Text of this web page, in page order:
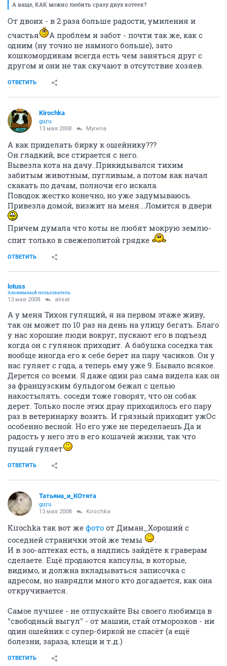
А ваще, КАК можно любить сразу двух котеек?
От двоих - в 2 раза больше радости, умиления и
счастья
А проблем и забот - почти так же, как с
одним (ну точно не намного больше), зато
кошкомордикам всегда есть чем заняться друг с
другом и они не так скучают в отсутствие хозяев.
ОТВЕТИТЬ
Kirochka
guru
13 мая 2008 Myrena
А как приделать бирку к ошейнику???
Он гладкий, все стирается с него.
Вывезла кота на дачу..Прикидывался тихим
забитым животным, пугливым, а потом как начал
скакать по дачам, полночи его искала.
Поводок жестко конечно, но уже задумываюсь.
Привезла домой, визжит на меня...Ломится в двери
Причем думала что коты не любят мокрую землю-
спит только в свежеполитой грядке
ОТВЕТИТЬ
lotuss
Анонимный пользователь
13 мая 2008 alisat
А у меня Тихон гулящий, я на первом этаже живу,
так он может по 10 раз на день на улицу бегать. Благо
у нас хорошие люди вокруг, пускают его в подъезд
когда он с гулянок приходит. А бабушка соседка так
вообще иногда его к себе берет на пару часиков. Он у
нас гуляет с года, а теперь ему уже 9. Бывало всякое.
Дерется со всеми. Я даже один раз сама видела как он
за французским бульдогом бежал с целью
накостылять. соседи тоже говорят, что он собак
дерет. Только после этих драу приходилось его пару
раз в ветеринарку возить. И грязный приходит ужОс
особенно весной. Но его уже не переделаешь.Да и
радость у него это в его кошачей жизни, так что
пущай гуляет
ОТВЕТИТЬ
Татьяна_и_КОтята
guru
13 мая 2008 Kirochka
Kirochka так вот же фото от Диман_Хороший с
соседней странички этой же темы
.
И в зоо-аптеках есть, а надпись зайдёте к граверам
сделаете. Ещё продаются капсулы, в которые,
видимо, и должна вкладываться записочка с
адресом, но наврядли много кто догадается, как она
откручивается.
Самое лучшее - не отпускайте Вы своего любимца в
"свободный выгул" - от машин, стай отморозков - ни
один ошейник с супер-биркой не спасёт (а ещё
болезни, зараза, клещи и т.д.)
ОТВЕТИТЬ